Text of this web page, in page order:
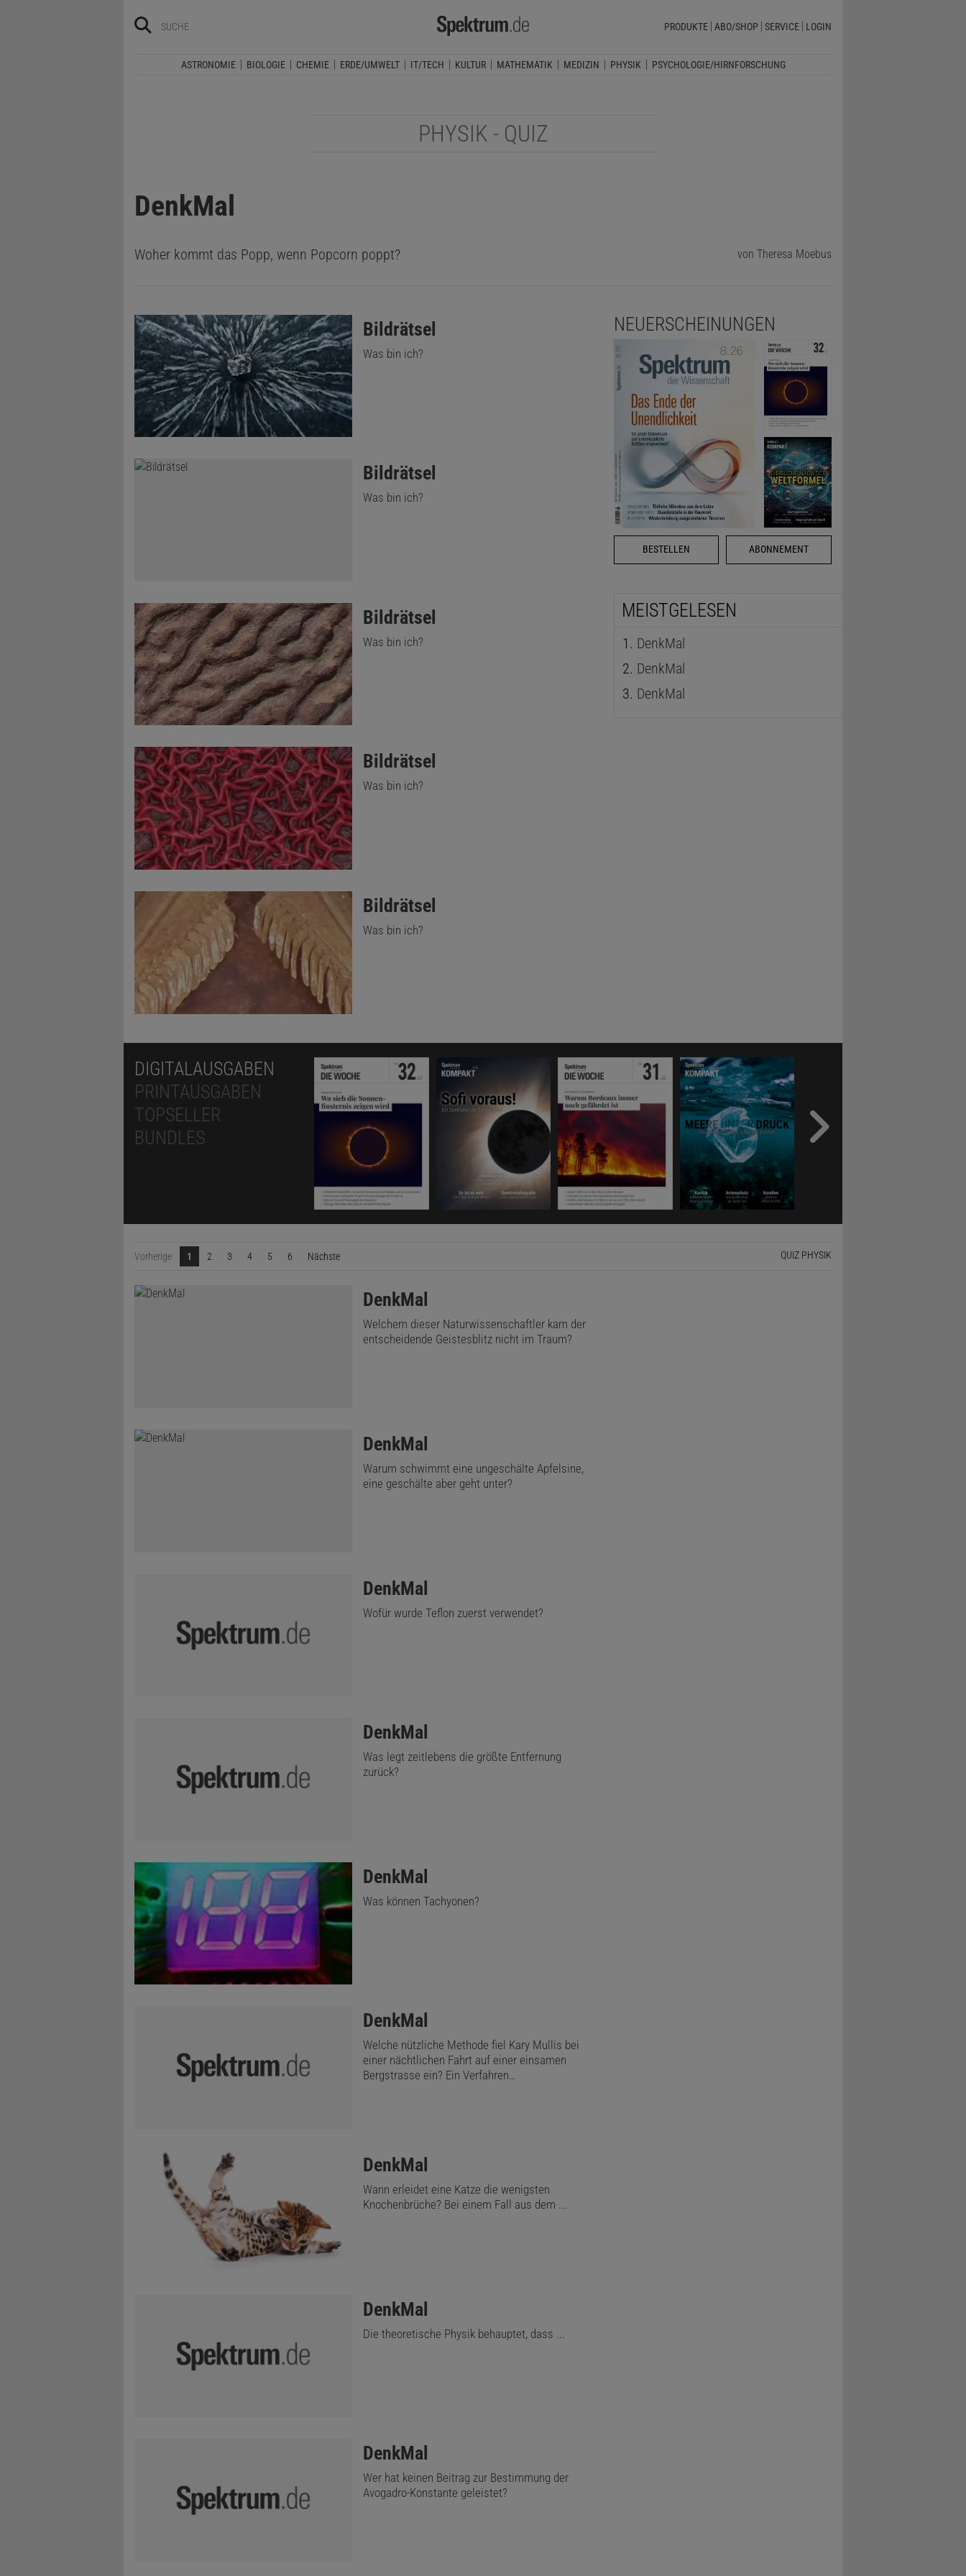
PRODUKTE ABO/SHOP SERVICE LOGIN
ASTRONOMIE BIOLOGIE CHEMIE ERDE/UMWELT IT/TECH KULTUR MATHEMATIK MEDIZIN PHYSIK PSYCHOLOGIE/HIRNFORSCHUNG
PHYSIK - QUIZ
DenkMal
Woher kommt das Popp, wenn Popcorn poppt? von Theresa Moebus
:
Bildrätsel
Was bin ich?
:
Bildrätsel
Was bin ich?
:
Bildrätsel
Was bin ich?
:
Bildrätsel
Was bin ich?
:
Bildrätsel
Was bin ich?
NEUERSCHEINUNGEN
BESTELLEN ABONNEMENT
MEISTGELESEN
DenkMal
DenkMal
DenkMal
DIGITALAUSGABEN
PRINTAUSGABEN
TOPSELLER
BUNDLES
Vorherige 1 2 3 4 5 6 Nächste QUIZ PHYSIK
:
DenkMal
Welchem dieser Naturwissenschaftler kam der
entscheidende Geistesblitz nicht im Traum?
:
DenkMal
Warum schwimmt eine ungeschälte Apfelsine,
eine geschälte aber geht unter?
:
DenkMal
Wofür wurde Teflon zuerst verwendet?
:
DenkMal
Was legt zeitlebens die größte Entfernung
zurück?
:
DenkMal
Was können Tachyonen?
:
DenkMal
Welche nützliche Methode fiel Kary Mullis bei
einer nächtlichen Fahrt auf einer einsamen
Bergstrasse ein? Ein Verfahren…
:
DenkMal
Wann erleidet eine Katze die wenigsten
Knochenbrüche? Bei einem Fall aus dem ...
:
DenkMal
Die theoretische Physik behauptet, dass ...
:
DenkMal
Wer hat keinen Beitrag zur Bestimmung der
Avogadro-Konstante geleistet?